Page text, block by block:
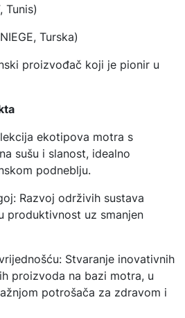
Tunis)
Turska)
proizvođač koji je pionir u
ekotipova motra s
sušu i slanost, idealno
podneblju.
Razvoj održivih sustava
produktivnost uz smanjen
Stvaranje inovativnih
proizvoda na bazi motra, u
potrošača za zdravom i